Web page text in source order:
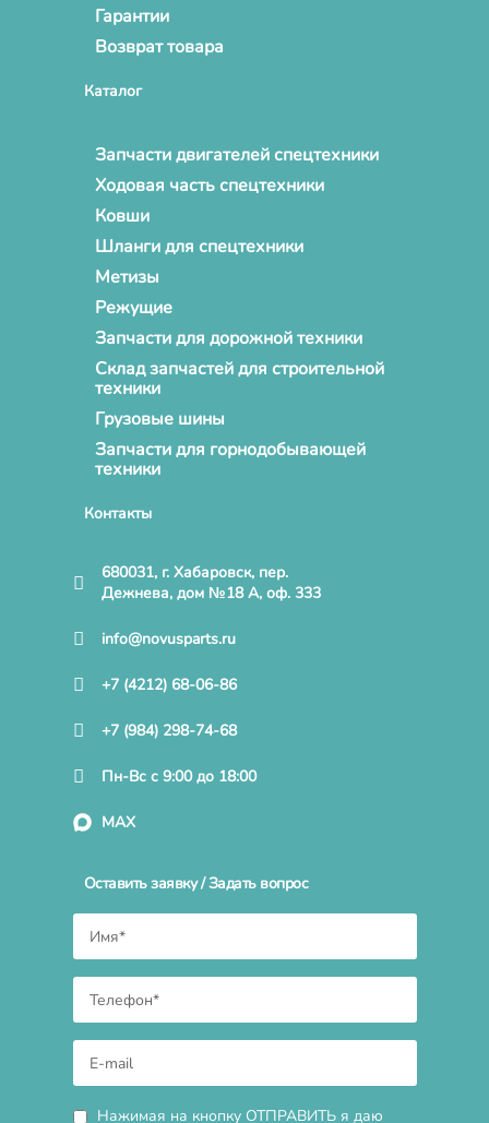
Гарантии
Возврат товара
Каталог
Запчасти двигателей спецтехники
Ходовая часть спецтехники
Ковши
Шланги для спецтехники
Метизы
Режущие
Запчасти для дорожной техники
Склад запчастей для строительной
техники
Грузовые шины
Запчасти для горнодобывающей
техники
Контакты
680031, г. Хабаровск, пер.
Дежнева, дом №18 А, оф. 333
info@novusparts.ru
+7 (4212) 68-06-86
+7 (984) 298-74-68
Пн-Вс с 9:00 до 18:00
MAX
Оставить заявку / Задать вопрос
Нажимая на кнопку ОТПРАВИТЬ я даю